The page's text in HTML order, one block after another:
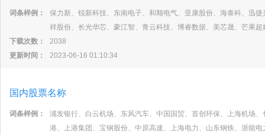
词条样例：
保力新、锐新科技、东南电子、和顺电气、亚康股份、海泰科、迅
祥股份、长光华芯、豪江智、青云科技、博睿数据、美芯晟、芒果超
下载次数：
2038
更新时间：
2023-06-16 01:10:34
国内股票名称
词条样例：
浦发银行、白云机场、东风汽车、中国国贸、首创环保、上海机场
港、上港集团、宝钢股份、中原高速、上海电力、山东钢铁、浙能电